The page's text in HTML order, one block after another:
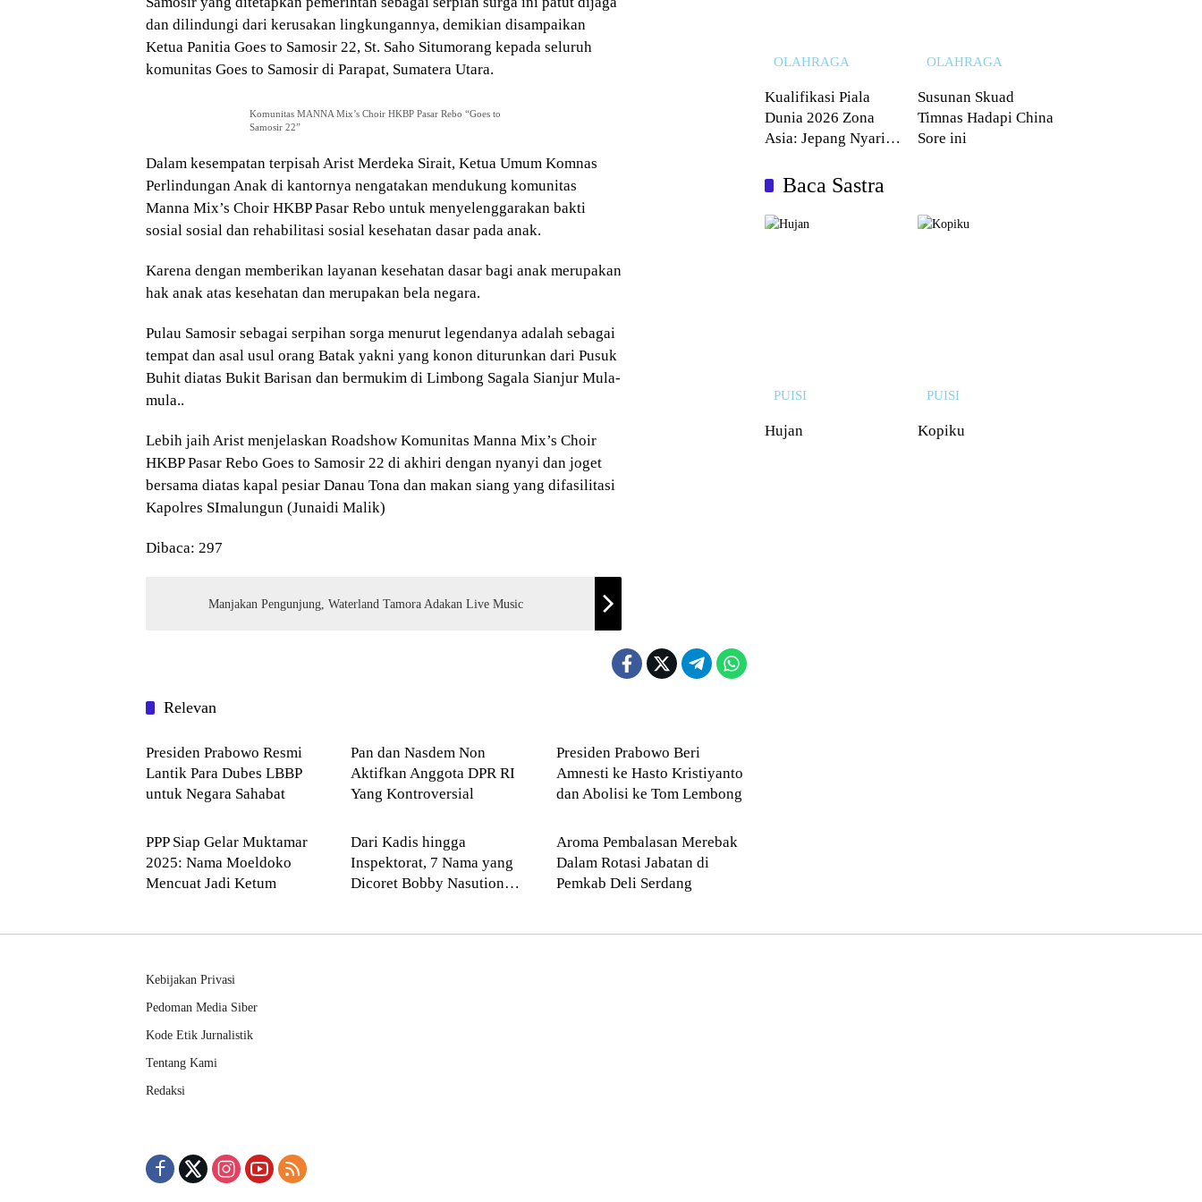
dan dilindungi dari kerusakan lingkungannya, demikian disampaikan
Ketua Panitia Goes to Samosir 22, St. Saho Situmorang kepada seluruh
komunitas Goes to Samosir di Parapat, Sumatera Utara.
Komunitas MANNA Mix’s Choir HKBP Pasar Rebo “Goes to
Samosir 22”
Dalam kesempatan terpisah Arist Merdeka Sirait, Ketua Umum Komnas
Perlindungan Anak di kantornya nengatakan mendukung komunitas
Manna Mix’s Choir HKBP Pasar Rebo untuk menyelenggarakan bakti
sosial sosial dan rehabilitasi sosial kesehatan dasar pada anak.
Karena dengan memberikan layanan kesehatan dasar bagi anak merupakan
hak anak atas kesehatan dan merupakan bela negara.
Pulau Samosir sebagai serpihan sorga menurut legendanya adalah sebagai
tempat dan asal usul orang Batak yakni yang konon diturunkan dari Pusuk
Buhit diatas Bukit Barisan dan bermukim di Limbong Sagala Sianjur Mula-
mula..
Lebih jaih Arist menjelaskan Roadshow Komunitas Manna Mix’s Choir
HKBP Pasar Rebo Goes to Samosir 22 di akhiri dengan nyanyi dan joget
bersama diatas kapal pesiar Danau Tona dan makan siang yang difasilitasi
Kapolres SImalungun (Junaidi Malik)
Dibaca: 297
Manjakan Pengunjung, Waterland Tamora Adakan Live Music
Relevan
NASIONAL
Presiden Prabowo Resmi
Lantik Para Dubes LBBP
untuk Negara Sahabat
Pan dan Nasdem Non
Aktifkan Anggota DPR RI
Yang Kontroversial
Presiden Prabowo Beri
Amnesti ke Hasto Kristiyanto
dan Abolisi ke Tom Lembong
NASIONAL
PPP Siap Gelar Muktamar
2025: Nama Moeldoko
Mencuat Jadi Ketum
Kota Medan
Dari Kadis hingga
Inspektorat, 7 Nama yang
Dicoret Bobby Nasution
Aroma Pembalasan Merebak
Dalam Rotasi Jabatan di
Pemkab Deli Serdang
OLAHRAGA
Kualifikasi Piala
Dunia 2026 Zona
Asia: Jepang Nyaris
OLAHRAGA
Susunan Skuad
Timnas Hadapi China
Sore ini
Baca Sastra
PUISI
Hujan
PUISI
Kopiku
Kebijakan Privasi
Pedoman Media Siber
Kode Etik Jurnalistik
Tentang Kami
Redaksi